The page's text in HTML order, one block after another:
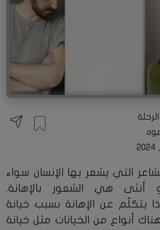
التي يشعر بها الإنسان سواء
أنثى هي الشعور بالإهانة.
يتكلّم عن الإهانة بسبب خيانة
أنواع من الخيانات مثل خيانة